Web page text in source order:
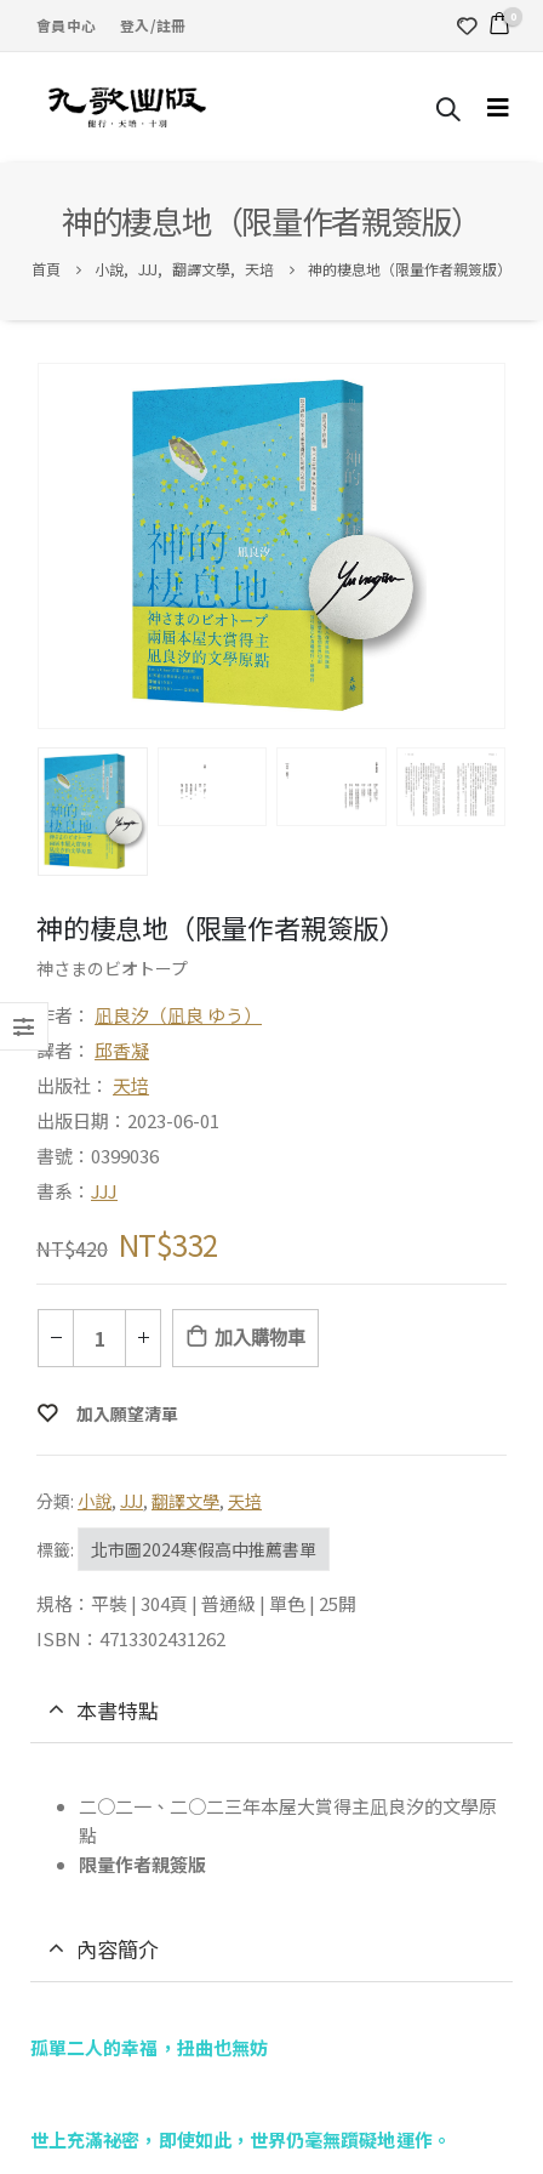
會員中心 登入/註冊 0
神的棲息地（限量作者親簽版）
首頁 小說, JJJ, 翻譯文學, 天培 神的棲息地（限量作者親簽版）
神的棲息地（限量作者親簽版）
神さまのビオトープ
作者： 凪良汐（凪良 ゆう）
譯者： 邱香凝
出版社： 天培
出版日期：2023-06-01
書號：0399036
書系： JJJ
NT$420 NT$332
加入購物車
加入願望清單
分類: 小說, JJJ, 翻譯文學, 天培
標籤:
北市圖2024寒假高中推薦書單
規格：平裝 | 304頁 | 普通級 | 單色 | 25開
ISBN：4713302431262
本書特點
二○二一、二○二三年本屋大賞得主凪良汐的文學原
點
限量作者親簽版
內容簡介
孤單二人的幸福，扭曲也無妨
世上充滿祕密，即使如此，世界仍毫無躓礙地運作。